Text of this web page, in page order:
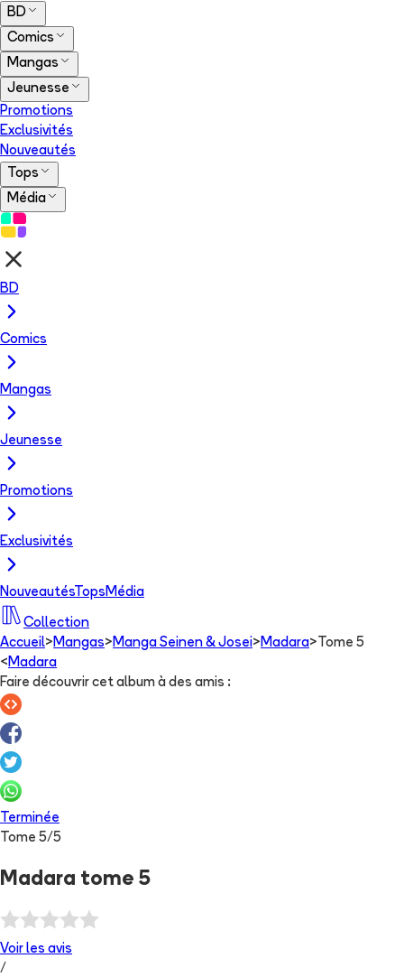
BD
Comics
Mangas
Jeunesse
Promotions
Exclusivités
Nouveautés
Tops
Média
BD
Comics
Mangas
Jeunesse
Promotions
Exclusivités
NouveautésTops Média
Collection
Accueil> Mangas> Manga Seinen & Josei> Madara> Tome 5
< Madara
Faire découvrir cet album à des amis :
Terminée
Tome 5/5
Madara tome 5
Voir les avis
/